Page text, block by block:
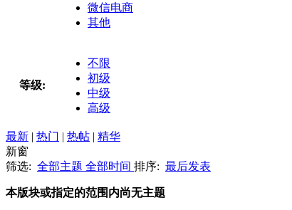
微信电商
其他
等级:
不限
初级
中级
高级
最新 | 热门 | 热帖 | 精华
新窗
筛选: 全部主题 全部时间 排序: 最后发表
本版块或指定的范围内尚无主题